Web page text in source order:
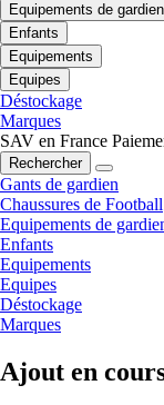
Equipements de gardien
Enfants
Equipements
Equipes
Déstockage
Marques
SAV en France
Rechercher
Gants de gardien
Chaussures de Football
Equipements de
Enfants
Equipements
Equipes
Déstockage
Marques
Ajout en